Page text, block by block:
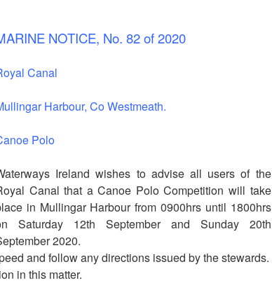
NOTICE, No. 82 of 2020
Canal
Harbour, Co Westmeath.
Polo
Ireland wishes to advise all users of the
Canal that a Canoe Polo Competition will take
in Mullingar Harbour from 0900hrs until 1800hrs
Saturday 12th September and Sunday 20th
2020.
and follow any directions issued by the stewards.
in this matter.